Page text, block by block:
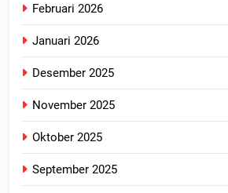
Februari 2026
Januari 2026
Desember 2025
November 2025
Oktober 2025
September 2025